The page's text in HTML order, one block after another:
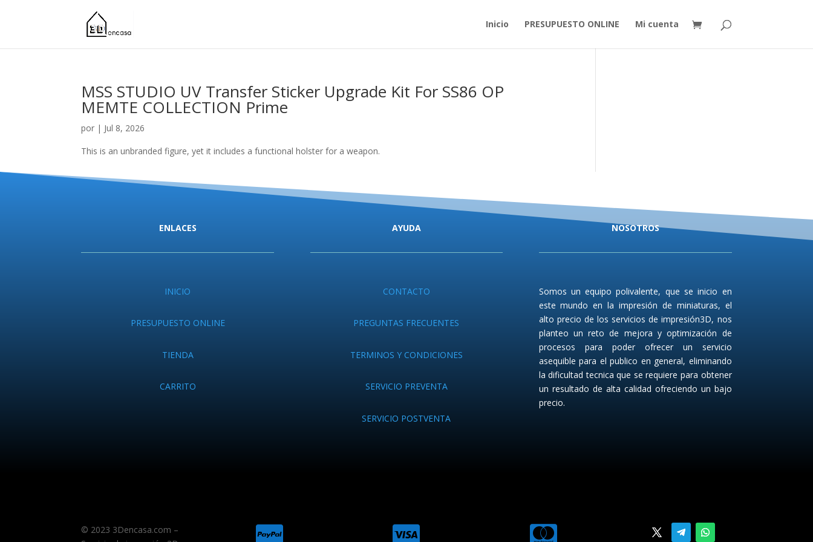
Inicio PRESUPUESTO ONLINE Mi cuenta
MSS STUDIO UV Transfer Sticker Upgrade Kit For SS86 OP
MEMTE COLLECTION Prime
por | Jul 8, 2026
This is an unbranded figure, yet it includes a functional holster for a weapon.
ENLACES
INICIO
PRESUPUESTO ONLINE
TIENDA
CARRITO
AYUDA
CONTACTO
PREGUNTAS FRECUENTES
TERMINOS Y CONDICIONES
SERVICIO PREVENTA
SERVICIO POSTVENTA
NOSOTROS
Somos un equipo polivalente, que se inicio en
este mundo en la impresión de miniaturas, el
alto precio de los servicios de impresión3D, nos
planteo un reto de mejora y optimización de
procesos para poder ofrecer un servicio
asequible para el publico en general, eliminando
la dificultad tecnica que se requiere para obtener
un resultado de alta calidad ofreciendo un bajo
precio.
© 2023 3Dencasa.com –
  